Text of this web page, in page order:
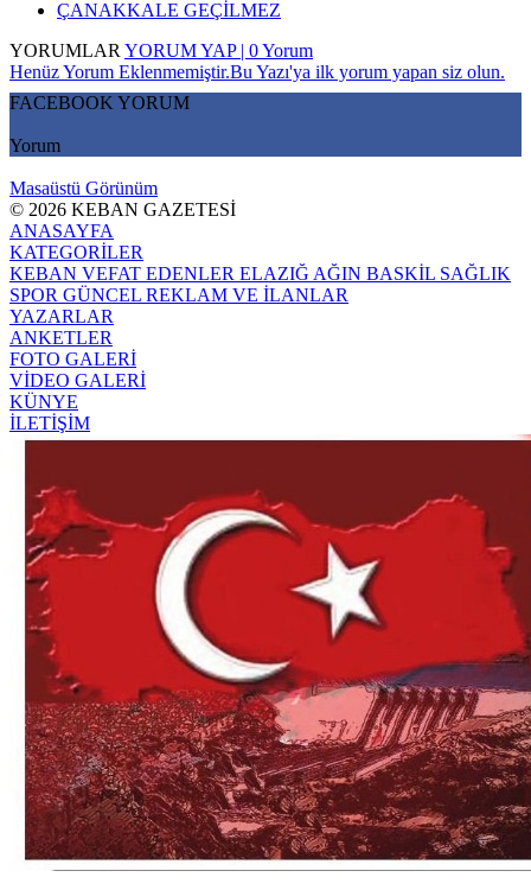
ÇANAKKALE GEÇİLMEZ
YORUMLAR YORUM YAP | 0 Yorum
Henüz Yorum Eklenmemiştir.Bu Yazı'ya ilk yorum yapan siz olun.
FACEBOOK YORUM
Yorum
Masaüstü Görünüm
© 2026 KEBAN GAZETESİ
ANASAYFA
KATEGORİLER
KEBAN VEFAT EDENLER ELAZIĞ AĞIN BASKİL SAĞLIK
SPOR GÜNCEL REKLAM VE İLANLAR
YAZARLAR
ANKETLER
FOTO GALERİ
VİDEO GALERİ
KÜNYE
İLETİŞİM